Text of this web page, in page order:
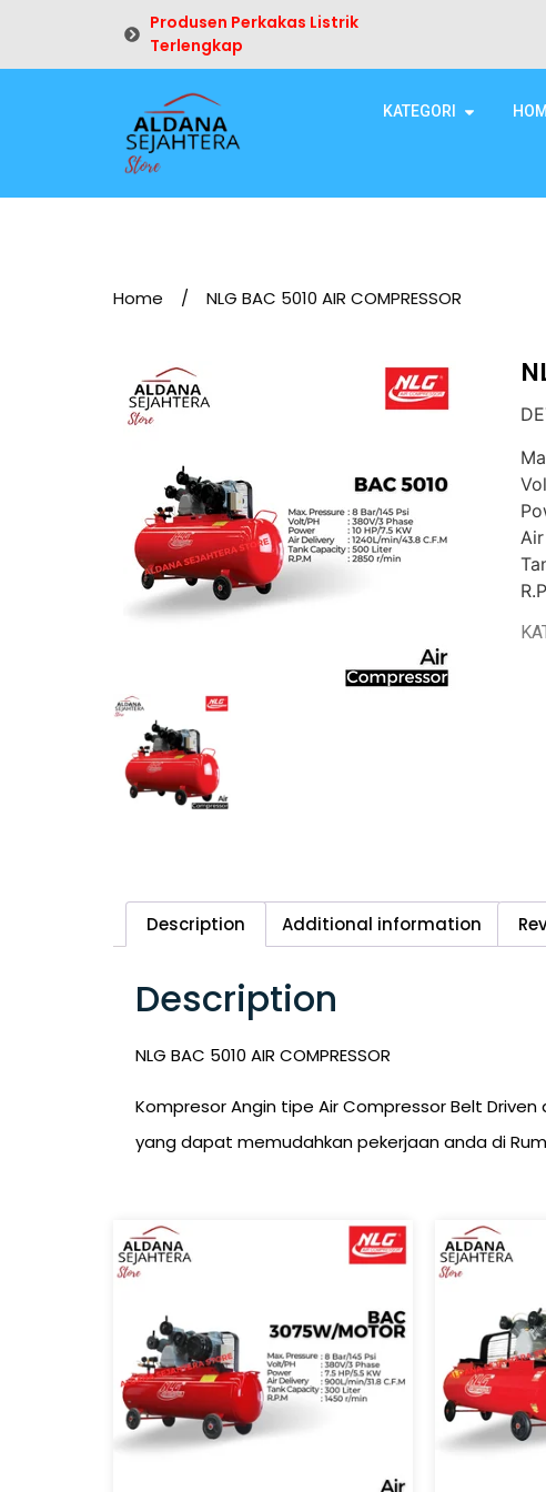
Produsen Perkakas Listrik
Terlengkap
KATEGORI
Home / NLG BAC 5010 AIR COMPRESSOR
Description Additional information
Description
NLG BAC 5010 AIR COMPRESSOR
Kompresor Angin tipe Air Compressor Belt
yang dapat memudahkan pekerjaan anda di